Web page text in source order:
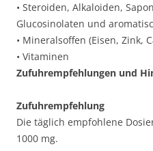
• Steroiden, Alkaloiden,
Glucosinolaten und
• Mineralsoffen (Eisen, Zink,
• Vitaminen
Zufuhrempfehlungen und
Zufuhrempfehlung
Die täglich empfohlene
1000 mg.